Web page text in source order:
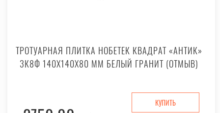
ТРОТУАРНАЯ ПЛИТКА НОБЕТЕК КВАДРАТ «АНТИК»
3К8Ф 140X140X80 ММ БЕЛЫЙ ГРАНИТ (ОТМЫВ)
КУПИТЬ